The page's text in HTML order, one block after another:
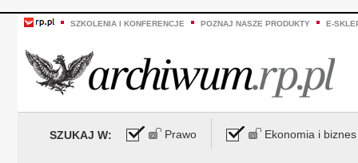
SZKOLENIA I KONFERENCJE POZNAJ NASZE PRODUKTY E-
SZUKAJ W: Prawo Ekonomia i biznes